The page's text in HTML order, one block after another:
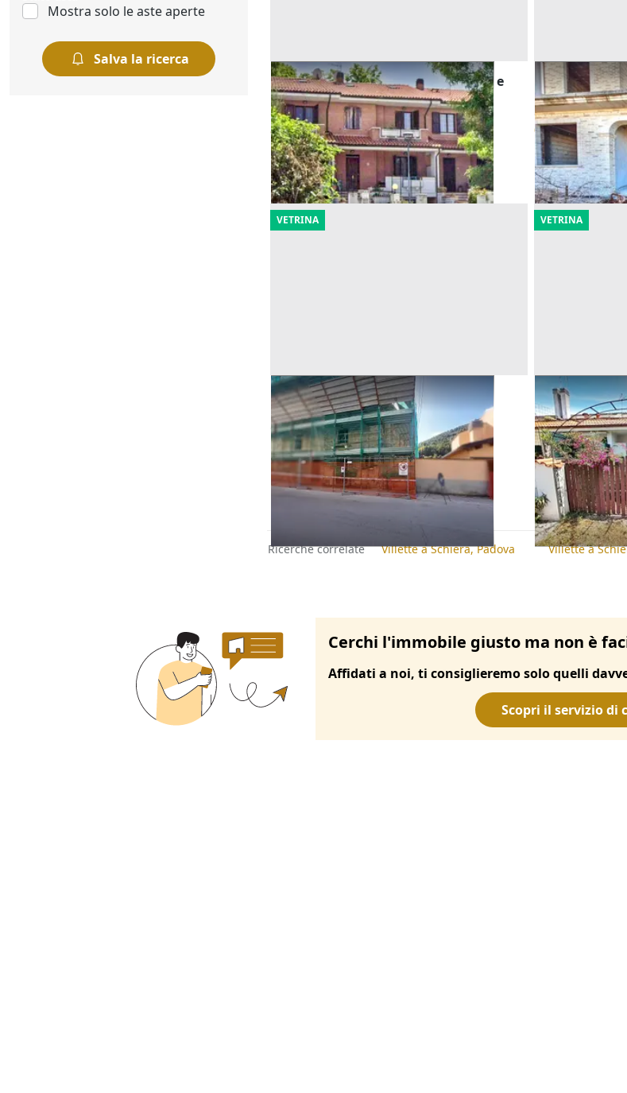
Mostra solo le aste aperte
Salva la ricerca
Asta Villetta a schiera con giardino e
autorimessa
Cingoli (Macerata)
Offerta minima
83.683 €
30/10/2026
Asta Casa a
costruzione
Cingoli
Offerta minima
69.736 €
30/10/2026
VETRINA
Asta Fabbricato terra cielo da
riqualificare e garage
Bussi sul Tirino (Pescara)
Offerta minima
14.906 €
11/09/2026
VETRINA
Asta Casa in
al mare
Ardea (Roma)
Offerta minima
100.000 €
24/09/2026
Ricerche correlate Villette a Schiera, Padova Villette a
Cerchi l'immobile giusto ma non è
Affidati a noi, ti consiglieremo solo quelli
Scopri il servizio di